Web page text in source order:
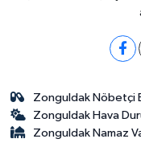
Zonguldak Nöbetçi
Zonguldak Hava
Zonguldak Namaz